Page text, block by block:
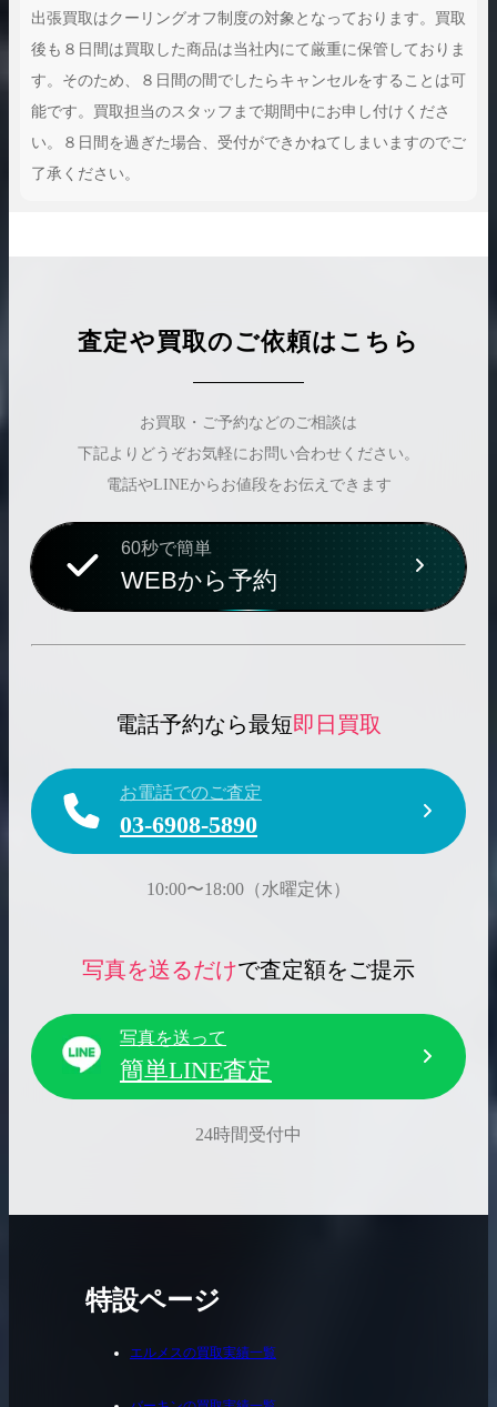
出張買取はクーリングオフ制度の対象となっております。買取
後も８日間は買取した商品は当社内にて厳重に保管しておりま
す。そのため、８日間の間でしたらキャンセルをすることは可
能です。買取担当のスタッフまで期間中にお申し付けくださ
い。８日間を過ぎた場合、受付ができかねてしまいますのでご
了承ください。
査定や買取のご依頼はこちら
お買取・ご予約などのご相談は
下記よりどうぞお気軽にお問い合わせください。
電話やLINEからお値段をお伝えできます
60秒で簡単
WEBから予約
電話予約なら最短即日買取
お電話でのご査定
03-6908-5890
10:00〜18:00（水曜定休）
写真を送るだけで査定額をご提示
写真を送って
簡単LINE査定
24時間受付中
特設ページ
エルメスの買取実績一覧